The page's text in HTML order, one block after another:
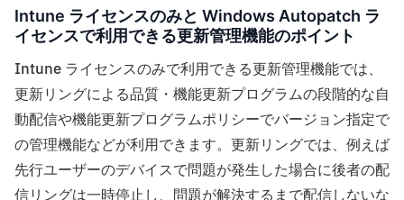
Intune ライセンスのみと Windows Autopatch ラ
イセンスで利用できる更新管理機能のポイント
Intune ライセンスのみで利用できる更新管理機能では、
更新リングによる品質・機能更新プログラムの段階的な自
動配信や機能更新プログラムポリシーでバージョン指定で
の管理機能などが利用できます。更新リングでは、例えば
先行ユーザーのデバイスで問題が発生した場合に後者の配